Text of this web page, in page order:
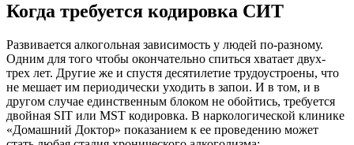
Когда требуется кодировка СИТ
Развивается алкогольная зависимость у людей по-разному.
Одним для того чтобы окончательно спиться хватает двух-
трех лет. Другие же и спустя десятилетие трудоустроены, что
не мешает им периодически уходить в запои. И в том, и в
другом случае единственным блоком не обойтись, требуется
двойная SIT или MST кодировка. В наркологической клинике
«Домашний Доктор» показанием к ее проведению может